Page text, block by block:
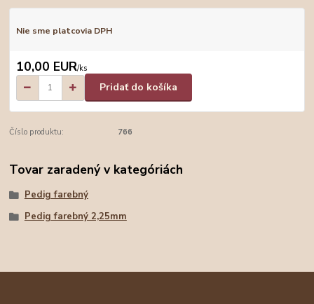
Nie sme platcovia DPH
10,00 EUR/ks
Pridať do košíka
Číslo produktu: 766
Tovar zaradený v kategóriách
Pedig farebný
Pedig farebný 2,25mm